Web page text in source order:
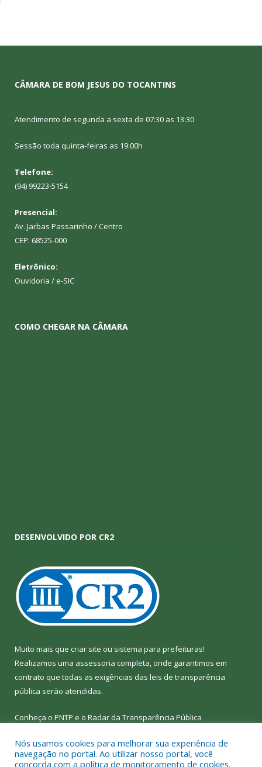
CÂMARA DE BOM JESUS DO TOCANTINS
Atendimento de segunda a sexta de 07:30 as 13:30
Sessão toda quinta-feiras as 19:00h
Telefone:
(94) 99223-5154
Presencial:
Av. Jarbas Passarinho / Centro
CEP: 68525-000
Eletrônico:
Ouvidoria / e-SIC
COMO CHEGAR NA CÂMARA
DESENVOLVIDO POR CR2
Muito mais que criar site ou sistema para prefeituras!
Realizamos uma assessoria completa, onde garantimos em
contrato que todas as exigências das leis de transparência
pública serão atendidas.
Conheça o PNTP e o Radar da Transparência Pública
Nós usamos cookies para melhorar sua experiência de
navegação no portal. Ao utilizar nosso portal, você
concorda com a política de monitoramento de cookies.